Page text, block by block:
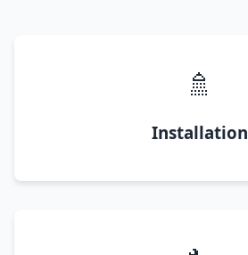
🚿
Installation